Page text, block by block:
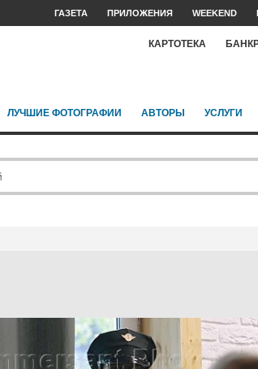
ГАЗЕТА ПРИЛОЖЕНИЯ WEEKEND
КАРТОТЕКА
ЛУЧШИЕ ФОТОГРАФИИ АВТОРЫ УСЛУГИ